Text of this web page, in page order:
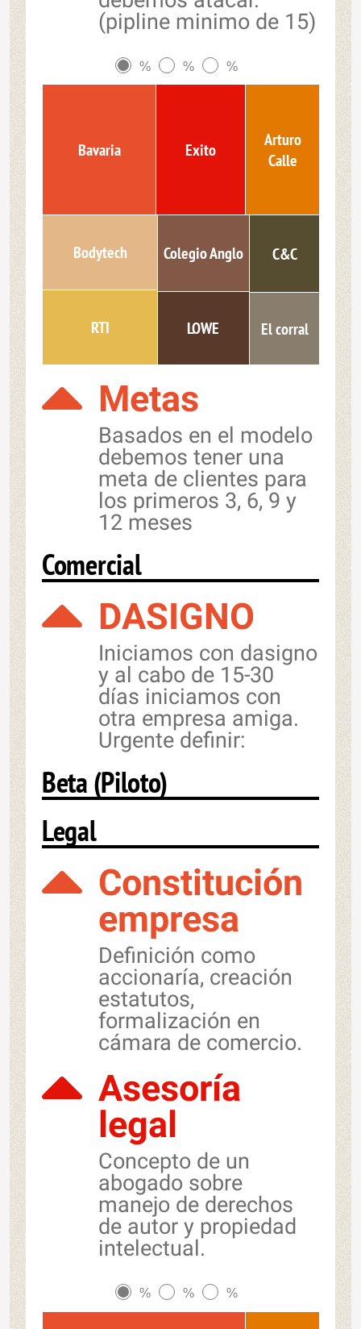
(pipline minimo de 15)
% % %
Bavaria Exito
Bodytech Colegio Anglo
Arturo
Calle
RTI LOWE
C&C
El corral
Metas
Basados en el modelo
debemos tener una
meta de clientes para
los primeros 3, 6, 9 y
12 meses
Comercial
DASIGNO
Iniciamos con dasigno
y al cabo de 15-30
días iniciamos con
otra empresa amiga.
Urgente definir:
Beta (Piloto)
Legal
Constitución
empresa
Definición como
accionaría, creación
estatutos,
formalización en
cámara de comercio.
Asesoría
legal
Concepto de un
abogado sobre
manejo de derechos
de autor y propiedad
intelectual.
% % %